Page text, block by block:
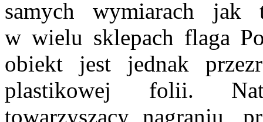
samych wymiarach jak
w wielu sklepach flaga
obiekt jest jednak
plastikowej folii.
towarzyszący nagraniu,